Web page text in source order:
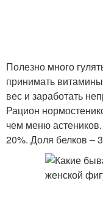
Полезно много
принимать
вес и заработать
Рацион
чем меню
20%. Доля белков –